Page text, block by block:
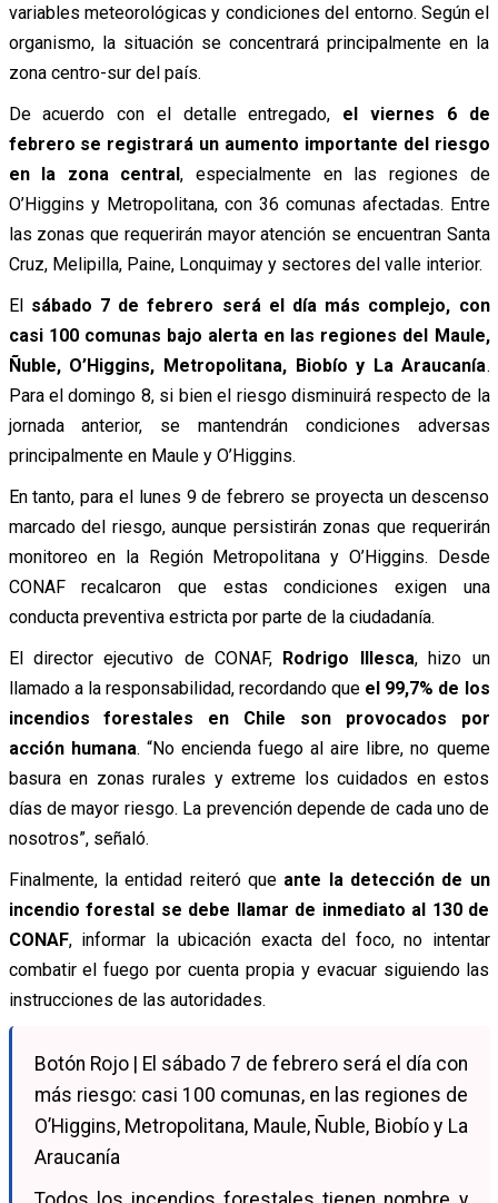
variables meteorológicas y condiciones del entorno. Según el
organismo, la situación se concentrará principalmente en la
zona centro-sur del país.
De acuerdo con el detalle entregado, el viernes 6 de
febrero se registrará un aumento importante del riesgo
en la zona central, especialmente en las regiones de
O’Higgins y Metropolitana, con 36 comunas afectadas. Entre
las zonas que requerirán mayor atención se encuentran Santa
Cruz, Melipilla, Paine, Lonquimay y sectores del valle interior.
El sábado 7 de febrero será el día más complejo, con
casi 100 comunas bajo alerta en las regiones del Maule,
Ñuble, O’Higgins, Metropolitana, Biobío y La Araucanía.
Para el domingo 8, si bien el riesgo disminuirá respecto de la
jornada anterior, se mantendrán condiciones adversas
principalmente en Maule y O’Higgins.
En tanto, para el lunes 9 de febrero se proyecta un descenso
marcado del riesgo, aunque persistirán zonas que requerirán
monitoreo en la Región Metropolitana y O’Higgins. Desde
CONAF recalcaron que estas condiciones exigen una
conducta preventiva estricta por parte de la ciudadanía.
El director ejecutivo de CONAF, Rodrigo Illesca, hizo un
llamado a la responsabilidad, recordando que el 99,7% de los
incendios forestales en Chile son provocados por
acción humana. “No encienda fuego al aire libre, no queme
basura en zonas rurales y extreme los cuidados en estos
días de mayor riesgo. La prevención depende de cada uno de
nosotros”, señaló.
Finalmente, la entidad reiteró que ante la detección de un
incendio forestal se debe llamar de inmediato al 130 de
CONAF, informar la ubicación exacta del foco, no intentar
combatir el fuego por cuenta propia y evacuar siguiendo las
instrucciones de las autoridades.
Botón Rojo | El sábado 7 de febrero será el día con
más riesgo: casi 100 comunas, en las regiones de
O’Higgins, Metropolitana, Maule, Ñuble, Biobío y La
Araucanía